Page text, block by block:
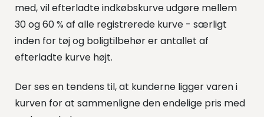
med, vil efterladte indkøbskurve udgøre mellem
30 og 60 % af alle registrerede kurve - særligt
inden for tøj og boligtilbehør er antallet af
efterladte kurve højt.
Der ses en tendens til, at kunderne ligger varen i
kurven for at sammenligne den endelige pris med